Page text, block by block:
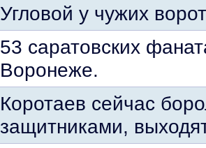
Угловой у чужих
53 саратовских
Воронеже.
Коротаев сейчас
защитниками,